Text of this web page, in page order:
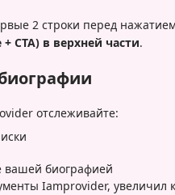
2 строки перед
CTA) в верхней части.
отслеживайте:
биографией
Iamprovider, увеличил